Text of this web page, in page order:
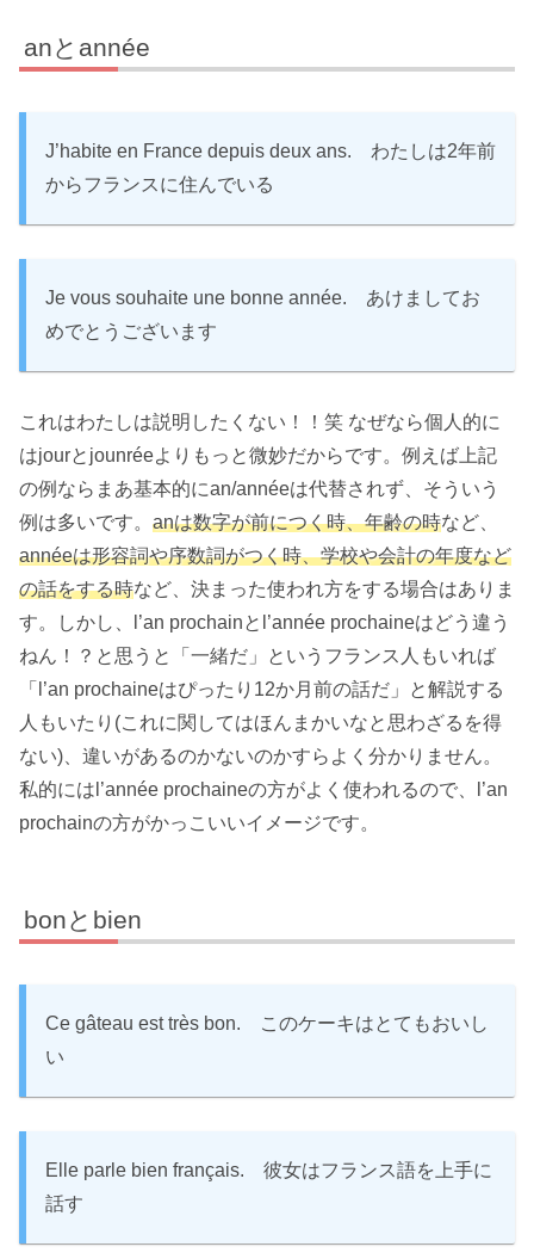
anとannée
J’habite en France depuis deux ans. わたしは2年前
からフランスに住んでいる
Je vous souhaite une bonne année. あけましてお
めでとうございます
これはわたしは説明したくない！！笑 なぜなら個人的に
はjourとjounréeよりもっと微妙だからです。例えば上記
の例ならまあ基本的にan/annéeは代替されず、そういう
例は多いです。 anは数字が前につく時、年齢の時など、
annéeは形容詞や序数詞がつく時、学校や会計の年度など
の話をする時など、決まった使われ方をする場合はありま
す。しかし、l’an prochainとl’année prochaineはどう違う
ねん！？と思うと「一緒だ」というフランス人もいれば
「l’an prochaineはぴったり12か月前の話だ」と解説する
人もいたり(これに関してはほんまかいなと思わざるを得
ない)、違いがあるのかないのかすらよく分かりません。
私的にはl’année prochaineの方がよく使われるので、l’an
prochainの方がかっこいいイメージです。
bonとbien
Ce gâteau est très bon. このケーキはとてもおいし
い
Elle parle bien français. 彼女はフランス語を上手に
話す